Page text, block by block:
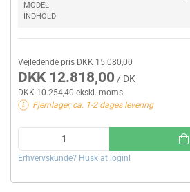
MODEL
INDHOLD
Vejledende pris DKK 15.080,00
DKK 12.818,00 / DK
DKK 10.254,40 ekskl. moms
Fjernlager, ca. 1-2 dages levering
Erhvervskunde? Husk at login!